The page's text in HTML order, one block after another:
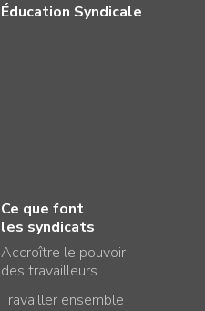
Éducation Syndicale
Ce que font
les syndicats
Accroître le pouvoir
des travailleurs
Travailler ensemble